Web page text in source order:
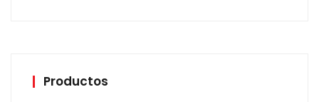
Productos